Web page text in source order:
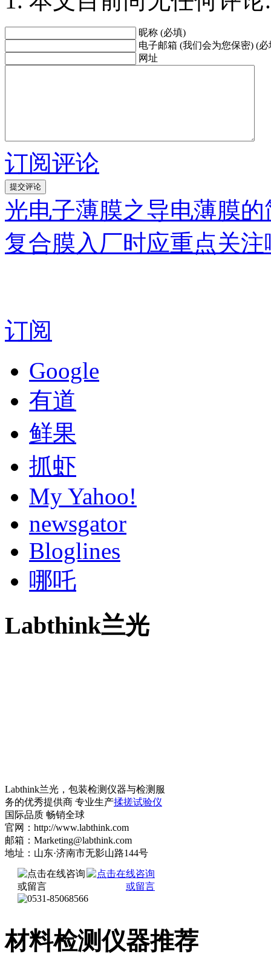
昵称 (必填)
电子邮箱 (我们会为您保密) (必
网址
订阅评论
光电子薄膜之导电薄膜
复合膜入厂时应重点关
订阅
Google
有道
鲜果
抓虾
My Yahoo!
newsgator
Bloglines
哪吒
Labthink兰光
Labthink兰光，包装检测仪器与检测服
务的优秀提供商 专业生产揉搓试验仪
国际品质 畅销全球
官网：http://www.labthink.com
邮箱：Marketing@labthink.com
地址：山东·济南市无影山路144号
材料检测仪器推荐